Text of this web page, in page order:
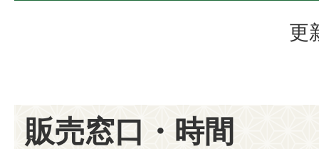
更
販売窓口・時間